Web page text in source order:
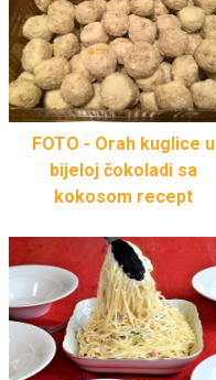
FOTO - Orah kuglice u
bijeloj čokoladi sa
kokosom recept